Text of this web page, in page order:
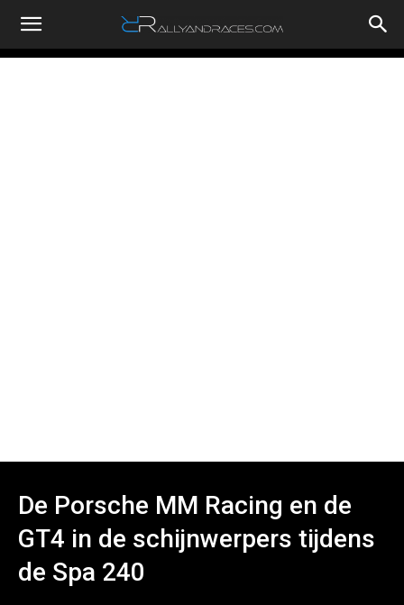
RallyandRaces.com
De Porsche MM Racing en de
GT4 in de schijnwerpers tijdens
de Spa 240